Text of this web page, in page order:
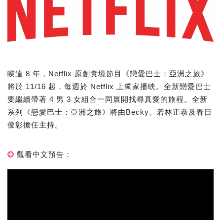
睽違 8 年，Netflix 原創實境節目《戀愛巴士：亞洲之旅》
將於 11/16 起，每週於 Netflix 上獨家播映。全新戀愛巴士
要繼續帶著 4 男 3 女組合一同展開找尋真愛的旅程。全新
系列《戀愛巴士：亞洲之旅》將由Becky、若林正恭及春日
俊彰擔任主持。
觀看中文預告：